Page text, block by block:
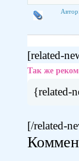
Автор:
[related-
Так же
{related-
[/related-